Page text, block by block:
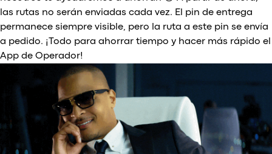
las rutas no serán enviadas cada vez. El pin de entrega
permanece siempre visible, pero la ruta a este pin se envía
a pedido. ¡Todo para ahorrar tiempo y hacer más rápido el
App de Operador!